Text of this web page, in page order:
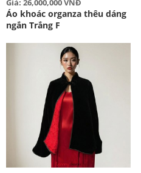
Giá: 26,000,000 VNĐ
Áo khoác organza thêu dáng
ngắn Trắng F